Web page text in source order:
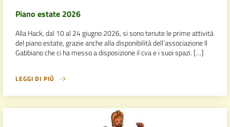
Piano estate 2026
Alla Hack, dal 10 al 24 giugno 2026, si sono tenute le prime attività
del piano estate, grazie anche alla disponibilità dell’associazione Il
Gabbiano che ci ha messo a disposizione il cva e i suoi spazi. […]
LEGGI DI PIÙ